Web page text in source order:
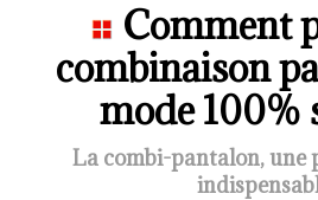
Comment
combinaison
mode 100%
La combi-pantalon, une